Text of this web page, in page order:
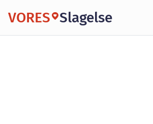
VORES Slagelse